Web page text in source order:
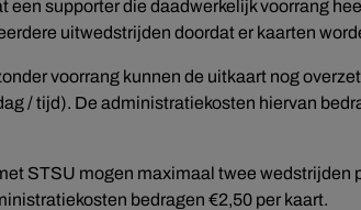
een supporter die daadwerkelijk voorrang
uitwedstrijden doordat er kaarten
voorrang kunnen de uitkaart nog
/ tijd). De administratiekosten hiervan
STSU mogen maximaal twee wedstrijden
bedragen €2,50 per kaart.